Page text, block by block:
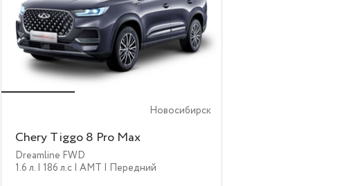
Новосибирск
Chery Tiggo 8 Pro Max
Dreamline FWD
1.6 л. | 186 л.c | AMT | Передний